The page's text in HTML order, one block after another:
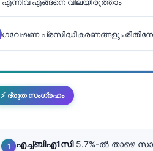
ഗവേഷണ പ്രസിദ്ധീകരണങ്ങളും
⚡ ദ്രുത സംഗ്രഹം
എച്ച്ബിഎ1സി5.7%-ൽ താഴെ